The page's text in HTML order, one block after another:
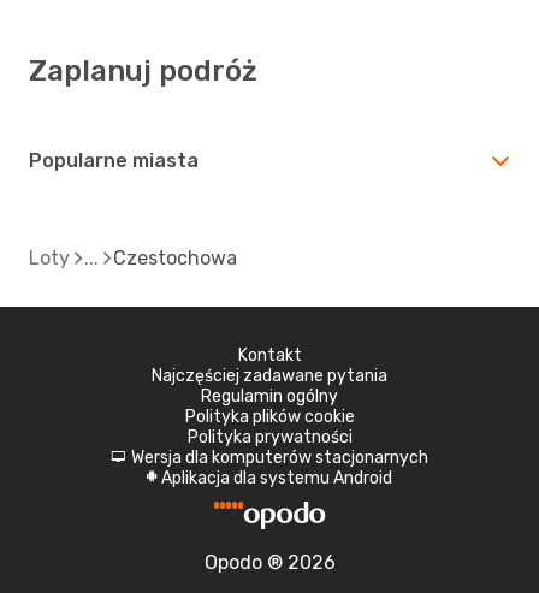
Zaplanuj podróż
Popularne miasta
Loty Czestochowa
Kontakt
Najczęściej zadawane pytania
Regulamin ogólny
Polityka plików cookie
Polityka prywatności
d Wersja dla komputerów stacjonarnych
A Aplikacja dla systemu Android
Opodo ® 2026